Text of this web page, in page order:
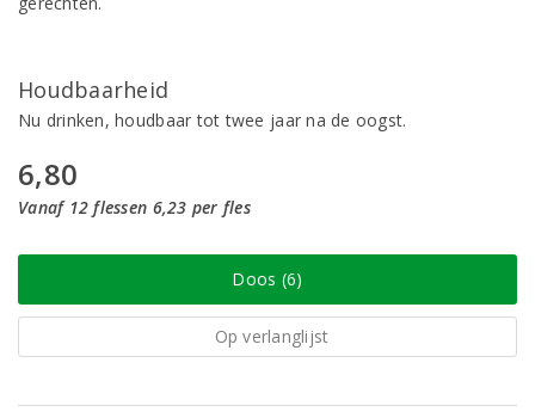
Houdbaarheid
Nu drinken, houdbaar tot twee jaar na de oogst.
6,80
Vanaf 12 flessen 6,23 per fles
Doos (6)
Op verlanglijst